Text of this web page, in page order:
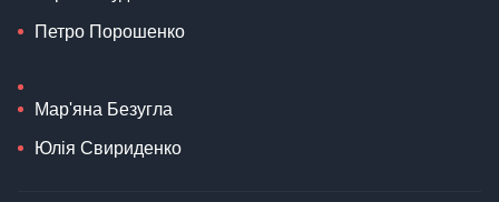
Петро Порошенко
Мар'яна Безугла
Юлія Свириденко